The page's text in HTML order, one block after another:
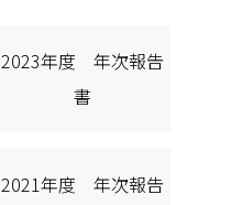
2023年度 年次報告
書
2021年度 年次報告